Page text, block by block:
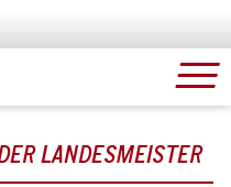
LANDESMEISTER